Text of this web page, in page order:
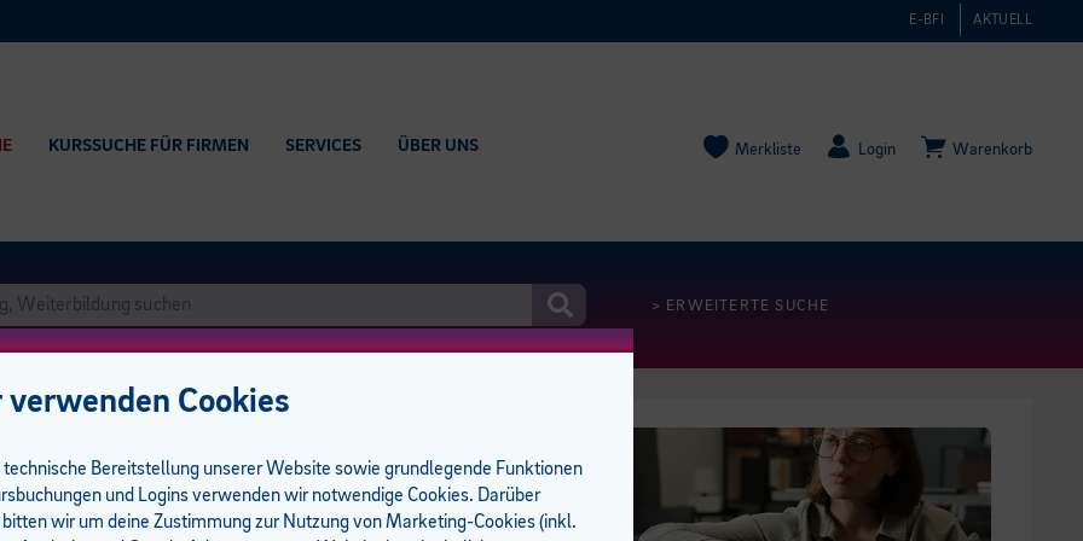
E-BFI AKTUELL
KURSSUCHE FÜR FIRMEN SERVICES ÜBER UNS Merkliste Login Warenkorb
> ERWEITERTE SUCHE
I 10 UE
Cookies
technische Bereitstellung unserer Website sowie grundlegende Funktionen
und Logins verwenden wir notwendige Cookies. Darüber
bitten wir um deine Zustimmung zur Nutzung von Marketing-Cookies (inkl.